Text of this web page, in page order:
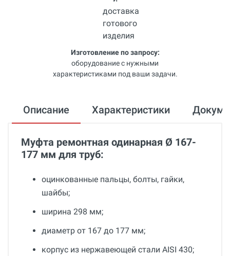
Изготовление по запросу:
оборудование с нужными
характеристиками под ваши задачи.
Описание Характеристики
Муфта ремонтная одинарная Ø 167-
177 мм для труб:
оцинкованные пальцы, болты, гайки,
шайбы;
ширина 298 мм;
диаметр от 167 до 177 мм;
корпус из нержавеющей стали AISI 430;